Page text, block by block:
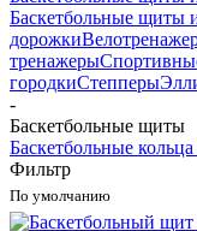
Баскетбольные щиты
дорожки
тренажеры
городкиСтепперы
-
Баскетбольные щиты
Баскетбольные
Фильтр
По умолчанию